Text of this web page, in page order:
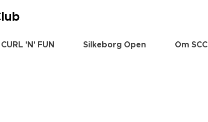
CURL 'N' FUN Silkeborg Open Om SCC